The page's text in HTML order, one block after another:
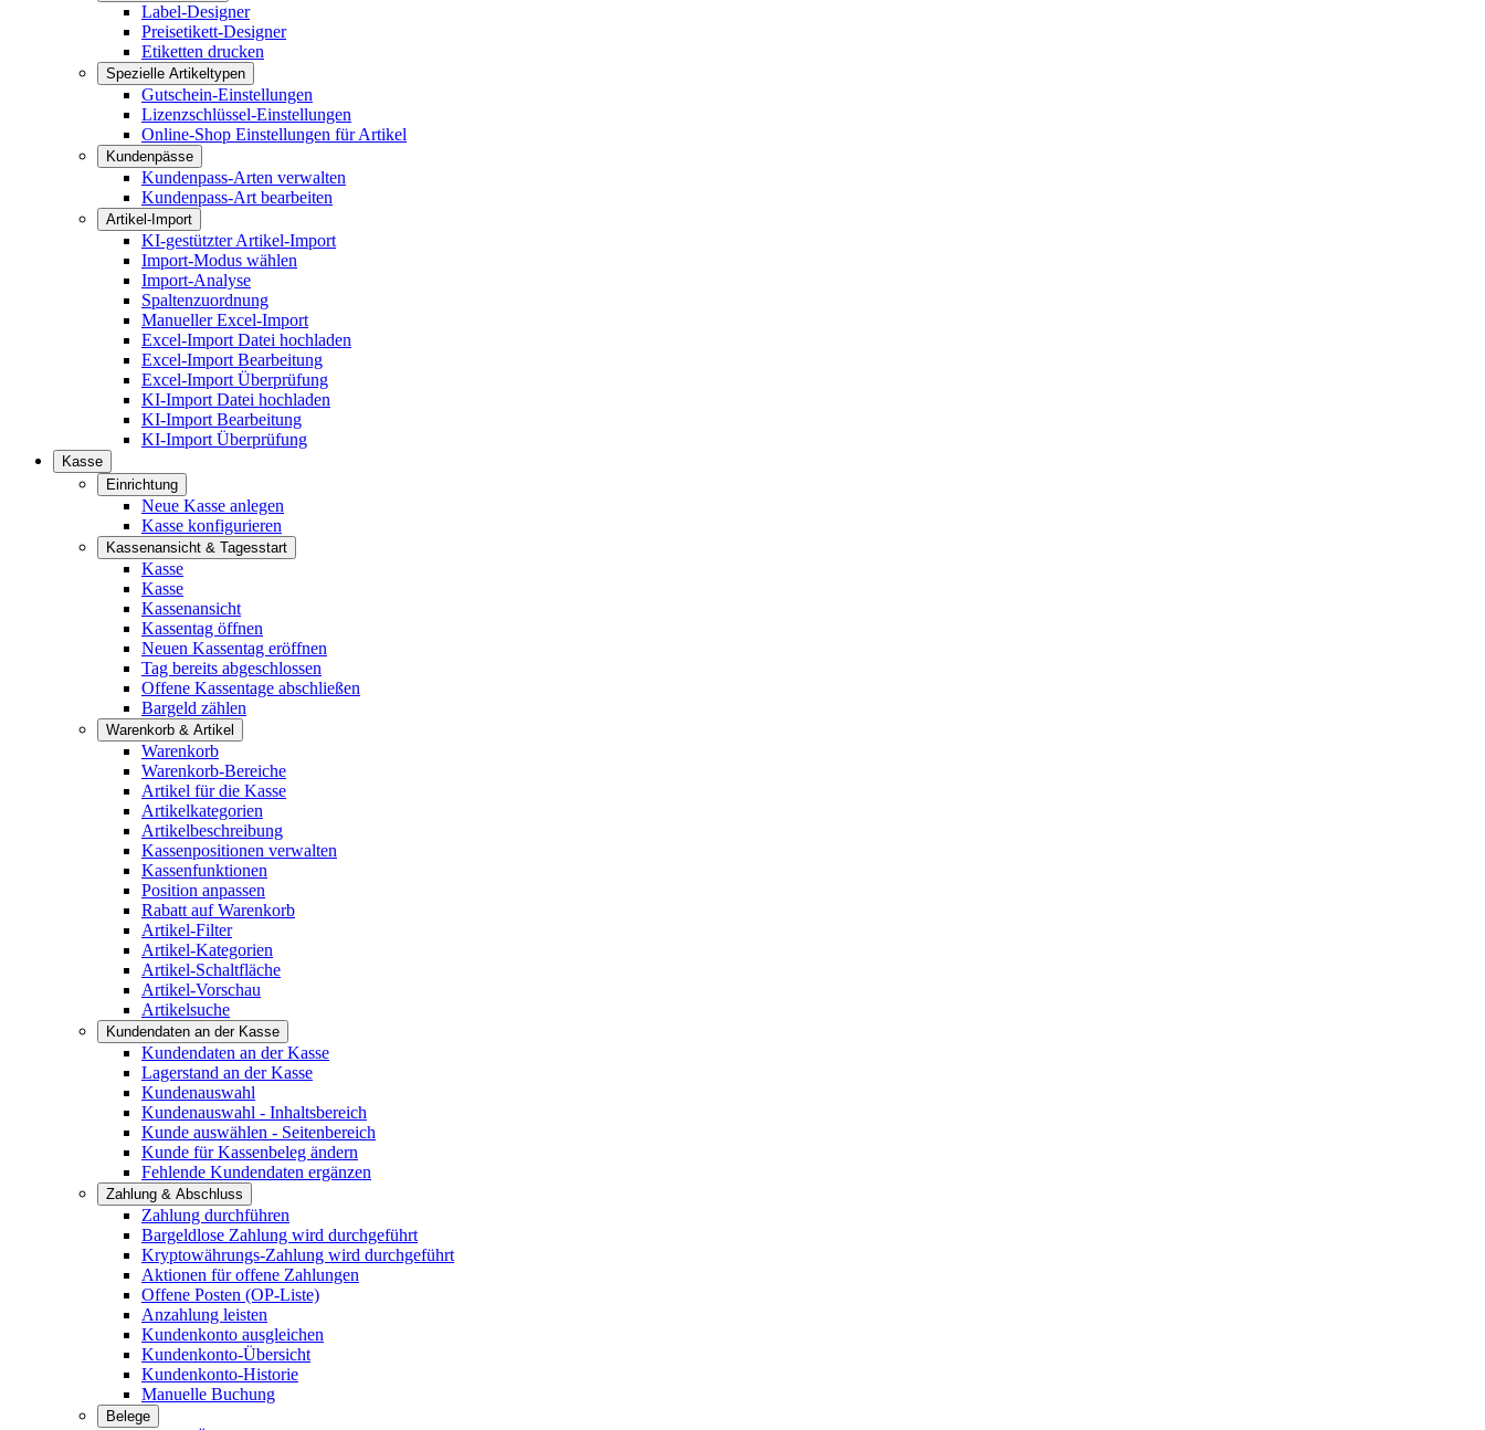
Label-Designer
Preisetikett-Designer
Etiketten drucken
Spezielle Artikeltypen
Gutschein-Einstellungen
Lizenzschlüssel-Einstellungen
Online-Shop Einstellungen für Artikel
Kundenpässe
Kundenpass-Arten verwalten
Kundenpass-Art bearbeiten
Artikel-Import
KI-gestützter Artikel-Import
Import-Modus wählen
Import-Analyse
Spaltenzuordnung
Manueller Excel-Import
Excel-Import Datei hochladen
Excel-Import Bearbeitung
Excel-Import Überprüfung
KI-Import Datei hochladen
KI-Import Bearbeitung
KI-Import Überprüfung
Kasse
Einrichtung
Neue Kasse anlegen
Kasse konfigurieren
Kassenansicht & Tagesstart
Kasse
Kasse
Kassenansicht
Kassentag öffnen
Neuen Kassentag eröffnen
Tag bereits abgeschlossen
Offene Kassentage abschließen
Bargeld zählen
Warenkorb & Artikel
Warenkorb
Warenkorb-Bereiche
Artikel für die Kasse
Artikelkategorien
Artikelbeschreibung
Kassenpositionen verwalten
Kassenfunktionen
Position anpassen
Rabatt auf Warenkorb
Artikel-Filter
Artikel-Kategorien
Artikel-Schaltfläche
Artikel-Vorschau
Artikelsuche
Kundendaten an der Kasse
Kundendaten an der Kasse
Lagerstand an der Kasse
Kundenauswahl
Kundenauswahl - Inhaltsbereich
Kunde auswählen - Seitenbereich
Kunde für Kassenbeleg ändern
Fehlende Kundendaten ergänzen
Zahlung & Abschluss
Zahlung durchführen
Bargeldlose Zahlung wird durchgeführt
Kryptowährungs-Zahlung wird durchgeführt
Aktionen für offene Zahlungen
Offene Posten (OP-Liste)
Anzahlung leisten
Kundenkonto ausgleichen
Kundenkonto-Übersicht
Kundenkonto-Historie
Manuelle Buchung
Belege